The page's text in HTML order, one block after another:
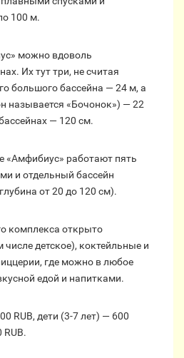
100 м.
можно вдоволь
Их тут три, не считая
большого бассейна — 24 м, а
называется «Бочонок») — 22
— 120 см.
«Амфибиус» работают пять
и отдельный бассейн
от 20 до 120 см).
комплекса открыто
детское), коктейльные и
где можно в любое
едой и напитками.
RUB, дети (3-7 лет) — 600
RUB.